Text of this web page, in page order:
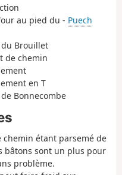
au pied du - Puech
du Brouillet
de chemin
en T
Bonnecombe
étant parsemé de
bâtons sont un plus pour
problème.